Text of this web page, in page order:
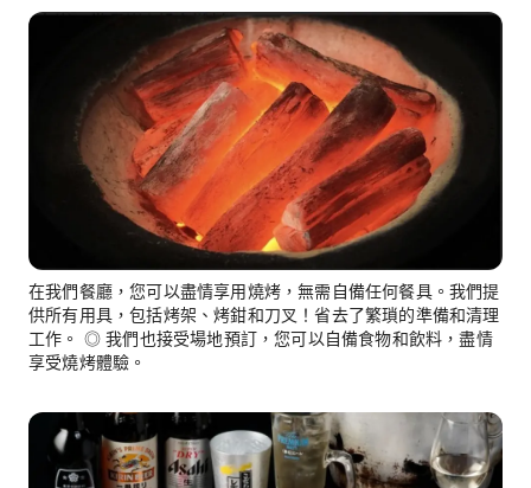
在我們餐廳，您可以盡情享用燒烤，無需自備任何餐具。我們提
供所有用具，包括烤架、烤鉗和刀叉！省去了繁瑣的準備和清理
工作。 ◎ 我們也接受場地預訂，您可以自備食物和飲料，盡情
享受燒烤體驗。